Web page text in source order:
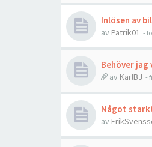
Inlösen av
av Patrik01 -
Behöver jag
av KarlBJ -
Något
av